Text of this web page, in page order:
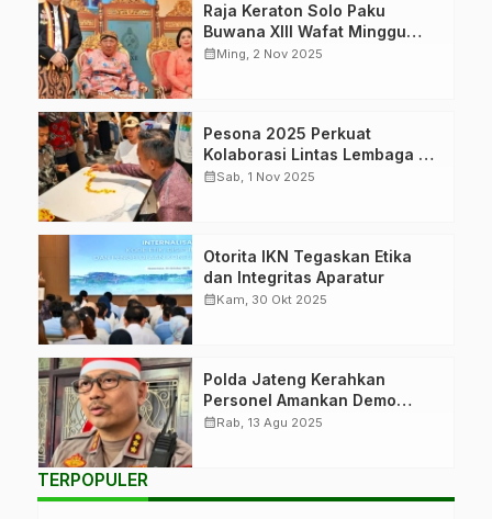
Raja Keraton Solo Paku
Buwana XIII Wafat Minggu
Pagi
calendar_monthMing, 2 Nov 2025
Pesona 2025 Perkuat
Kolaborasi Lintas Lembaga di
IKN
calendar_monthSab, 1 Nov 2025
Otorita IKN Tegaskan Etika
dan Integritas Aparatur
calendar_monthKam, 30 Okt 2025
Polda Jateng Kerahkan
Personel Amankan Demo
Besar di Pati
calendar_monthRab, 13 Agu 2025
TERPOPULER